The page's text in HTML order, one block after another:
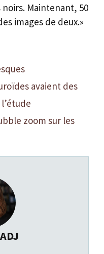
Maintenant, 50
images de deux.»
avaient des
zoom sur les